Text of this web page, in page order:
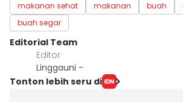
makanan sehat makanan buah
buah segar
Editorial Team
Editor
Linggauni -
Tonton lebih seru di